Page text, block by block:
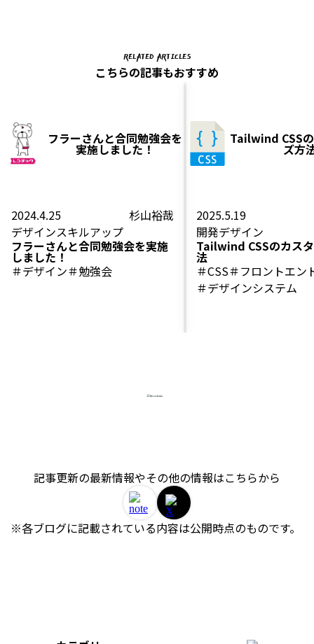
RELATED ARTICLES
こちらの記事もおすすめ
フラーさんと合同勉強会を
実施しました！
2024.4.25
杉山裕哉
デザインスキルアップ
フラーさんと合同勉強会を実施
しました！
＃デザイン＃勉強会
Tailwind CSS
ズ方
2025.5.19
開発デザイン
Tailwind CSSのカス
法
＃CSS＃フロントエン
＃デザインシステム
記事更新の最新情報やその他の情報はこちらから
※各ブログに記載されている内容は公開時点のものです。